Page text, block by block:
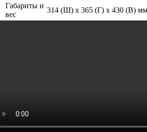
Габариты и
вес
314 (Ш) x 365 (Г) x 430 (В)